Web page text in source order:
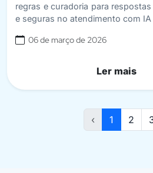
regras e curadoria para
e seguras no atendimento com IA
06 de março de 2026
Ler mais
‹ 1 2